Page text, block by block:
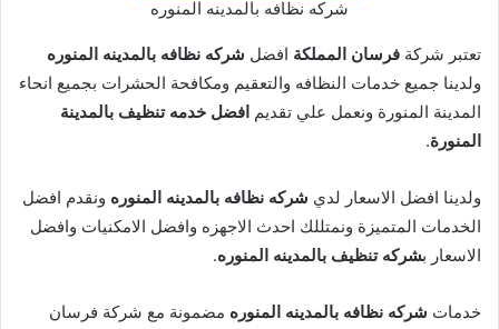
شركه نظافه بالمدينه المنوره
تعتبر شركة فرسان المملكة افضل شركه نظافه بالمدينه المنوره
ولدينا جميع خدمات النظافه والتعقيم ومكافحة الحشرات بجميع انحاء
المدينة المنورة ونعمل علي تقديم افضل خدمه تنظيف بالمدينة
المنورة.
ولدينا افضل الاسعار لدي شركه نظافه بالمدينه المنوره ونقدم افضل
الخدمات المتميزة ونمتللك احدث الاجهزه وافضل الامكنيات وافضل
الاسعار بشركه تنظيف بالمدينه المنوره.
خدمات شركه نظافه بالمدينه المنوره مضمونة مع شركة فرسان